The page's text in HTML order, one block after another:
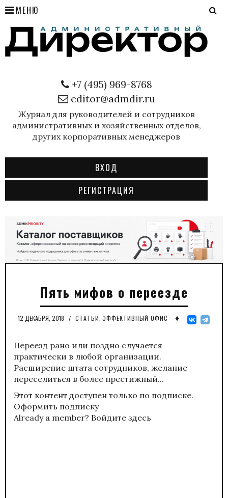
МЕНЮ
+7 (495) 969-8768
editor@admdir.ru
Журнал для руководителей и сотрудников
административных и хозяйственных отделов,
других корпоративных менеджеров
ВХОД
РЕГИСТРАЦИЯ
Пять мифов о переезде
12 ДЕКАБРЯ, 2018 / СТАТЬИ ЭФФЕКТИВНЫЙ ОФИС ♦
Переезд рано или поздно случается
практически в любой организации.
Расширение штата сотрудников, желание
переселиться в более престижный...
Этот контент доступен только по подписке.
Оформить подписку
Already a member? Войдите здесь